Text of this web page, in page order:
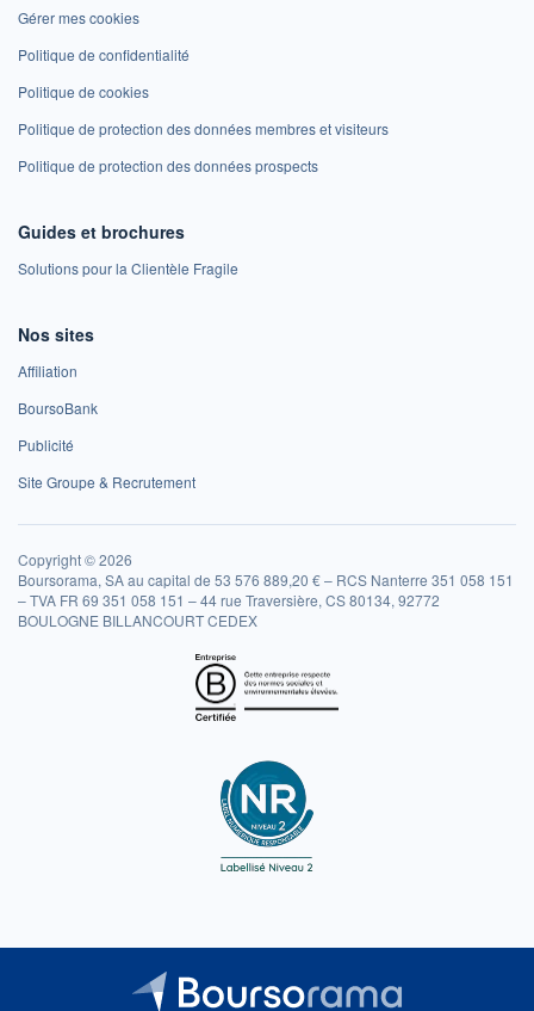
Gérer mes cookies
Politique de confidentialité
Politique de cookies
Politique de protection des données membres et visiteurs
Politique de protection des données prospects
Guides et brochures
Solutions pour la Clientèle Fragile
Nos sites
Affiliation
BoursoBank
Publicité
Site Groupe & Recrutement
Copyright © 2026
Boursorama, SA au capital de 53 576 889,20 € – RCS Nanterre 351 058 151
– TVA FR 69 351 058 151 – 44 rue Traversière, CS 80134, 92772
BOULOGNE BILLANCOURT CEDEX